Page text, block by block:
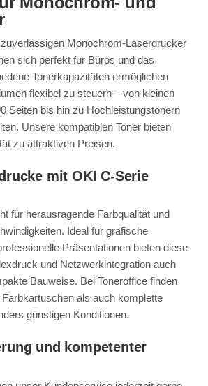
Monochrom-Laserdrucker
sich perfekt für Büros und das
Tonerkapazitäten ermöglichen
flexibel zu steuern – von kleinen
Seiten bis hin zu Hochleistungstonern
Unsere kompatiblen Toner bieten
zu attraktiven Preisen.
mit OKI C-Serie
für herausragende Farbqualität und
Ideal für grafische
Präsentationen bieten diese
und Netzwerkintegration auch
Bauweise. Bei Toneroffice finden
als auch komplette
günstigen Konditionen.
und kompetenter